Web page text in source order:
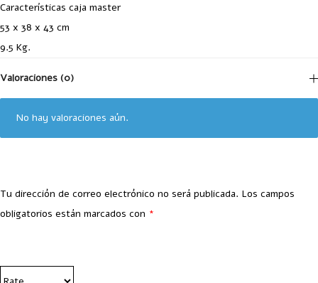
Características caja master
53 x 38 x 43 cm
9.5 Kg.
Valoraciones (0)
No hay valoraciones aún.
Tu dirección de correo electrónico no será publicada. Los campos
obligatorios están marcados con *